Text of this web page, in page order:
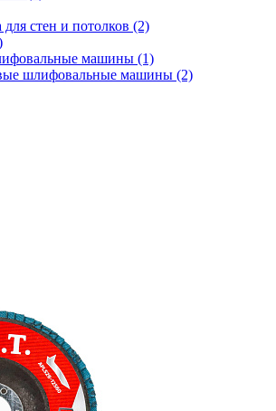
стен и потолков (2)
машины (1)
шлифовальные машины (2)